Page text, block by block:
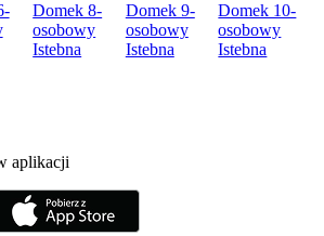
Domek 8-
osobowy
Istebna
Domek 9-
osobowy
Istebna
Domek 10-
osobowy
Istebna
aplikacji